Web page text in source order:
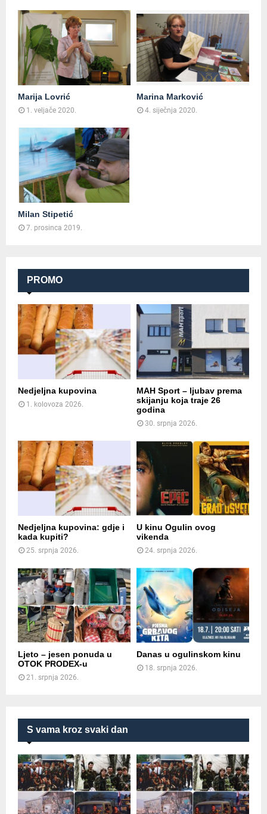
S vama kroz svaki dan
Marija Lovrić
1. veljače 2020.
Marina Marković
4. siječnja 2020.
Milan Stipetić
7. prosinca 2019.
PROMO
Nedjeljna kupovina
1. kolovoza 2026.
MAH Sport – ljubav prema
skijanju koja traje 26
godina
30. srpnja 2026.
Nedjeljna kupovina: gdje i
kada kupiti?
25. srpnja 2026.
U kinu Ogulin ovog
vikenda
24. srpnja 2026.
Ljeto – jesen ponuda u
OTOK PRODEX-u
21. srpnja 2026.
Danas u ogulinskom kinu
18. srpnja 2026.